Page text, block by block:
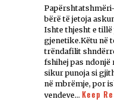
bërë të jetoja
Ishte thjesht e
gjenetike.Këtu në
trëndafilit
fshihej pas ndonjë
sikur punoja si
në mbrëmje, por
vendeve… Keep